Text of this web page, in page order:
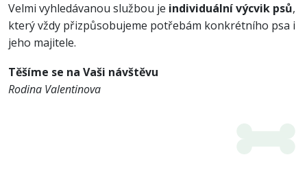
Velmi vyhledávanou službou je individuální výcvik psů,
který vždy přizpůsobujeme potřebám konkrétního psa i
jeho majitele.
Těšíme se na Vaši návštěvu
Rodina Valentinova